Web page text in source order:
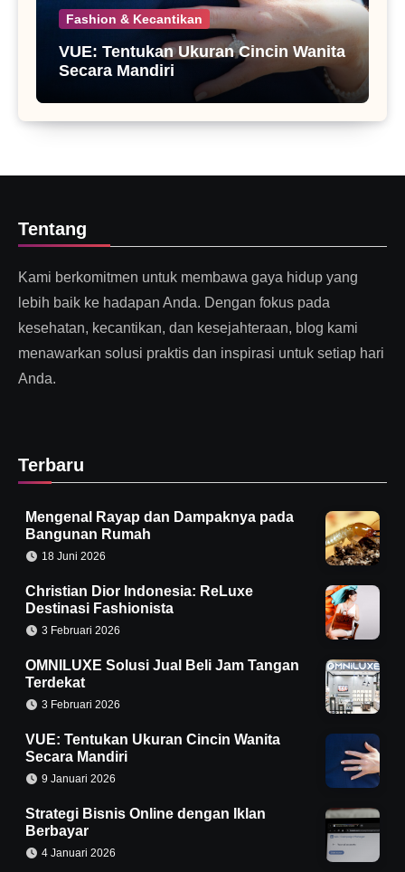
Fashion & Kecantikan
VUE: Tentukan Ukuran Cincin Wanita
Secara Mandiri
Tentang
Kami berkomitmen untuk membawa gaya hidup yang
lebih baik ke hadapan Anda. Dengan fokus pada
kesehatan, kecantikan, dan kesejahteraan, blog kami
menawarkan solusi praktis dan inspirasi untuk setiap hari
Anda.
Terbaru
Mengenal Rayap dan Dampaknya pada
Bangunan Rumah
18 Juni 2026
Christian Dior Indonesia: ReLuxe
Destinasi Fashionista
3 Februari 2026
OMNILUXE Solusi Jual Beli Jam Tangan
Terdekat
3 Februari 2026
VUE: Tentukan Ukuran Cincin Wanita
Secara Mandiri
9 Januari 2026
Strategi Bisnis Online dengan Iklan
Berbayar
4 Januari 2026